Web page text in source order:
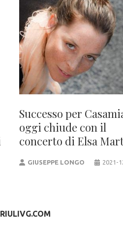
Successo per
oggi chiude con il
concerto di Elsa
GIUSEPPE LONGO 2021-